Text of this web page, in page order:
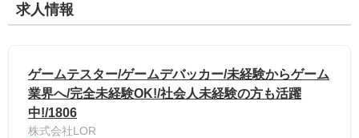
求人情報
ゲームテスター/ゲームデバッカー/未経験からゲーム
業界へ/完全未経験OK!/社会人未経験の方も活躍
中!/1806
株式会社LOR